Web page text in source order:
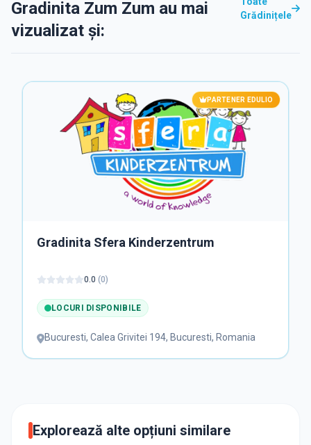
Gradinita Zum Zum au mai
vizualizat și:
Grădinițele
PARTENER EDULIO
Gradinita Sfera Kinderzentrum
0.0 (0)
LOCURI DISPONIBILE
Bucuresti, Calea Grivitei 194, Bucuresti, Romania
Explorează alte opțiuni similare